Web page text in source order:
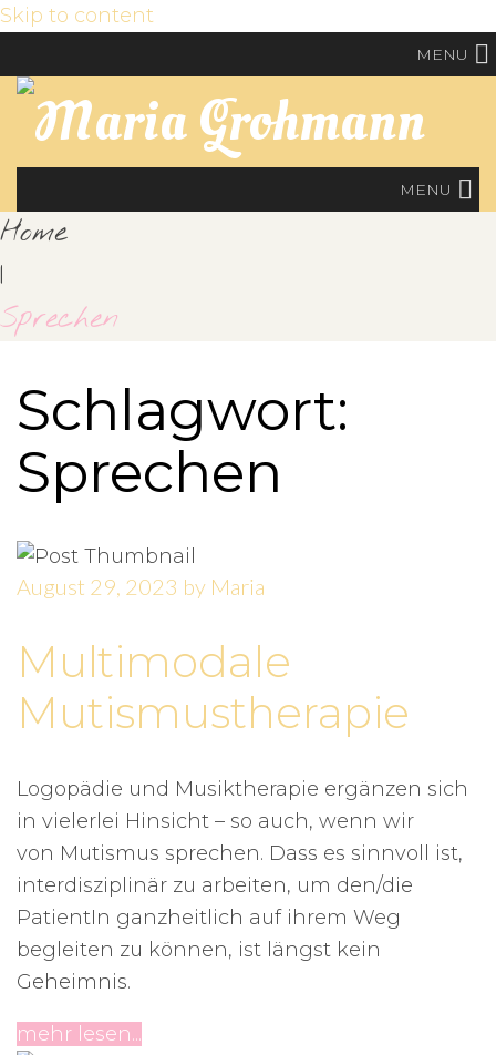
Skip to content
MENU
MENU
Home
|
Sprechen
Schlagwort:
Sprechen
August 29, 2023 by Maria
Multimodale
Mutismustherapie
Logopädie und Musiktherapie ergänzen sich
in vielerlei Hinsicht – so auch, wenn wir
von Mutismus sprechen. Dass es sinnvoll ist,
interdisziplinär zu arbeiten, um den/die
PatientIn ganzheitlich auf ihrem Weg
begleiten zu können, ist längst kein
Geheimnis.
mehr lesen...